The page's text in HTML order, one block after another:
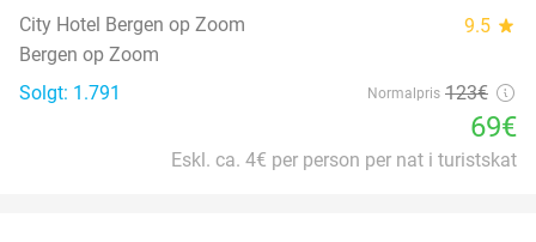
City Hotel Bergen op Zoom 9.5 star
Bergen op Zoom
Solgt: 1.791
Normalpris 123€
69€
Eskl. ca. 4€ per person per nat i turistskat